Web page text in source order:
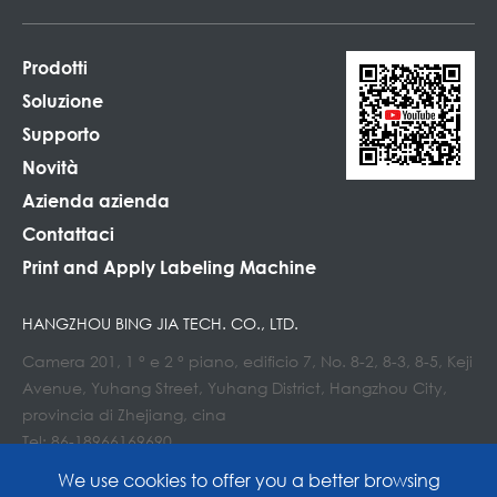
Prodotti
Soluzione
Supporto
Novità
Azienda azienda
Contattaci
Print and Apply Labeling Machine
HANGZHOU BING JIA TECH. CO., LTD.
Camera 201, 1 ° e 2 ° piano, edificio 7, No. 8-2, 8-3, 8-5, Keji
Avenue, Yuhang Street, Yuhang District, Hangzhou City,
provincia di Zhejiang, cina
Tel: 86-18966169690
We use cookies to offer you a better browsing